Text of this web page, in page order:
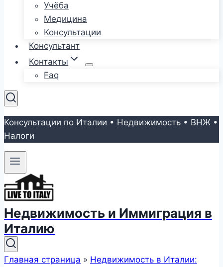
Учёба
Медицина
Консультации
Консультант
Контакты
Faq
Консультации по Италии • Недвижимость • ВНЖ •
Налоги
Недвижимость и Иммиграция в
Италию
Главная страница » Недвижимость в Италии: